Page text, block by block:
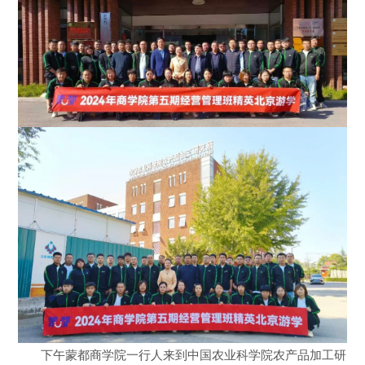
下午蒙都商学院一行人来到中国农业科学院农产品加工研